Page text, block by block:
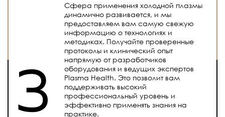
Сфера применения холодной плазмы
динамично развивается, и мы
предоставляем вам самую свежую
информацию о технологиях и
методиках. Получайте проверенные
протоколы и клинический опыт
напрямую от разработчиков
оборудования и ведущих экспертов
Plasma Health. Это позволит вам
поддерживать высокий
профессиональный уровень и
эффективно применять знания на
практике.